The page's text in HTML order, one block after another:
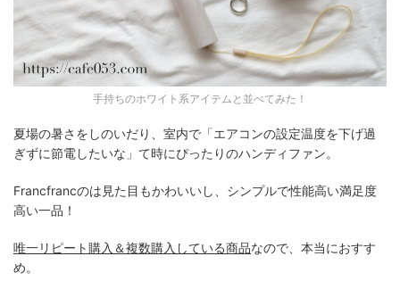
手持ちのホワイト系アイテムと並べてみた！
夏場の暑さをしのいだり、室内で「エアコンの設定温度を下げ過
ぎずに節電したいな」て時にぴったりのハンディファン。
Francfrancのは見た目もかわいいし、シンプルで性能高い満足度
高い一品！
唯一リピート購入＆複数購入している商品なので、本当におすす
め。